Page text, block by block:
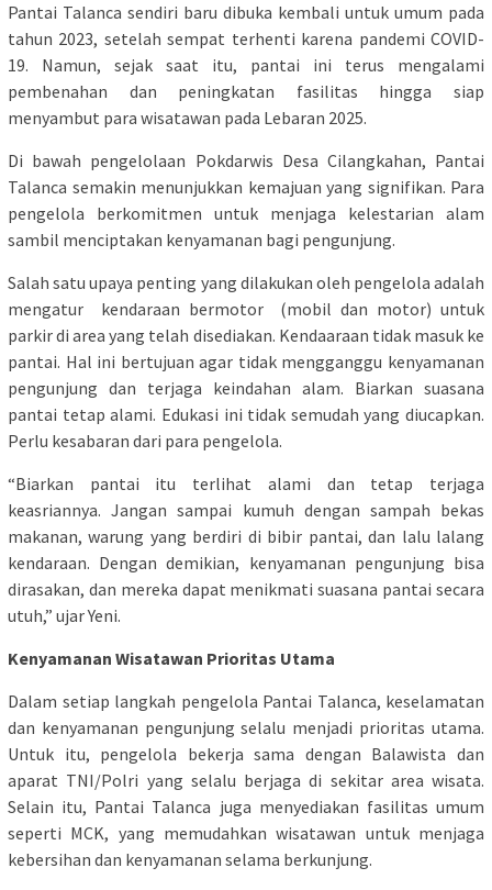
Pantai Talanca sendiri baru dibuka kembali untuk umum pada
tahun 2023, setelah sempat terhenti karena pandemi COVID-
19. Namun, sejak saat itu, pantai ini terus mengalami
pembenahan dan peningkatan fasilitas hingga siap
menyambut para wisatawan pada Lebaran 2025.
Di bawah pengelolaan Pokdarwis Desa Cilangkahan, Pantai
Talanca semakin menunjukkan kemajuan yang signifikan. Para
pengelola berkomitmen untuk menjaga kelestarian alam
sambil menciptakan kenyamanan bagi pengunjung.
Salah satu upaya penting yang dilakukan oleh pengelola adalah
mengatur kendaraan bermotor (mobil dan motor) untuk
parkir di area yang telah disediakan. Kendaaraan tidak masuk ke
pantai. Hal ini bertujuan agar tidak mengganggu kenyamanan
pengunjung dan terjaga keindahan alam. Biarkan suasana
pantai tetap alami. Edukasi ini tidak semudah yang diucapkan.
Perlu kesabaran dari para pengelola.
“Biarkan pantai itu terlihat alami dan tetap terjaga
keasriannya. Jangan sampai kumuh dengan sampah bekas
makanan, warung yang berdiri di bibir pantai, dan lalu lalang
kendaraan. Dengan demikian, kenyamanan pengunjung bisa
dirasakan, dan mereka dapat menikmati suasana pantai secara
utuh,” ujar Yeni.
Kenyamanan Wisatawan Prioritas Utama
Dalam setiap langkah pengelola Pantai Talanca, keselamatan
dan kenyamanan pengunjung selalu menjadi prioritas utama.
Untuk itu, pengelola bekerja sama dengan Balawista dan
aparat TNI/Polri yang selalu berjaga di sekitar area wisata.
Selain itu, Pantai Talanca juga menyediakan fasilitas umum
seperti MCK, yang memudahkan wisatawan untuk menjaga
kebersihan dan kenyamanan selama berkunjung.